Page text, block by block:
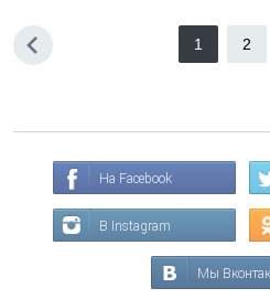
1 2
На Facebook
В Instagram
Мы